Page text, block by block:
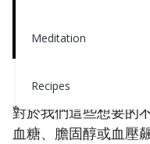
Meditation
Recipes
對於我們這些想要的
血糖、膽固醇或血壓